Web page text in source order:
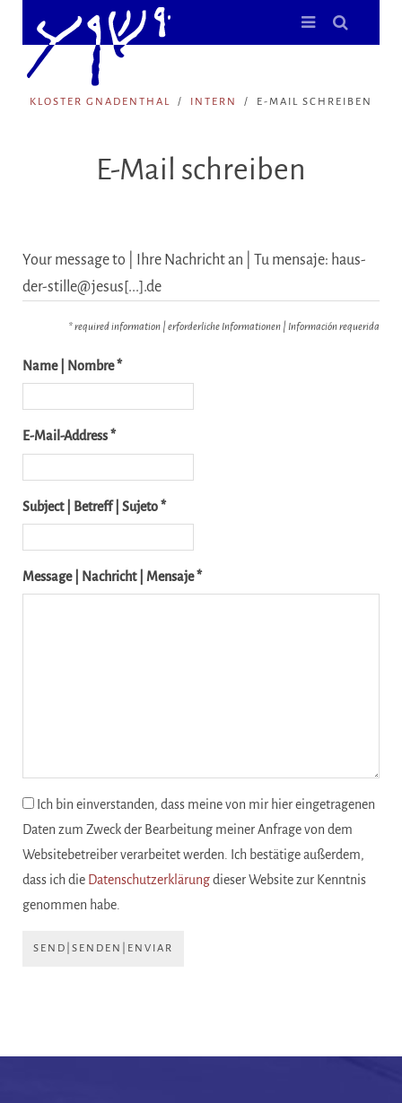
KLOSTER GNADENTHAL INTERN E-MAIL SCHREIBEN
E-Mail schreiben
Your message to | Ihre Nachricht an | Tu mensaje: haus-
der-stille@jesus[...].de
* required information | erforderliche Informationen | Información requerida
Name | Nombre *
E-Mail-Address *
Subject | Betreff | Sujeto *
Message | Nachricht | Mensaje *
Ich bin einverstanden, dass meine von mir hier eingetragenen
Daten zum Zweck der Bearbeitung meiner Anfrage von dem
Websitebetreiber verarbeitet werden. Ich bestätige außerdem,
dass ich die Datenschutzerklärungdieser Website zur Kenntnis
genommen habe.
SEND|SENDEN|ENVIAR